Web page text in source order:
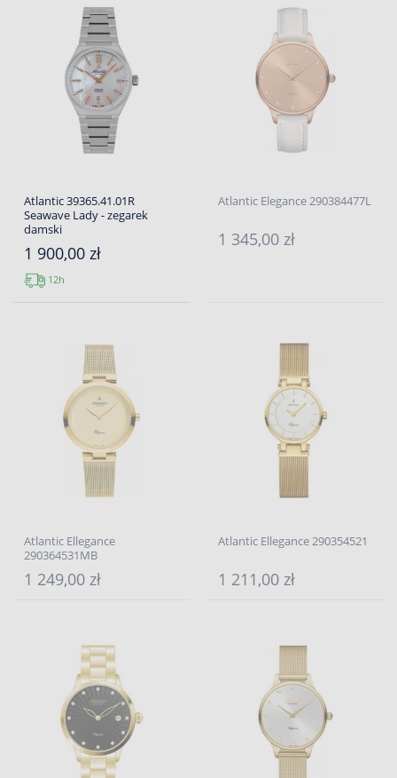
Atlantic 39365.41.01R
Seawave Lady - zegarek
damski
1 900,00 zł
12h
Atlantic Elegance 290384477L
1 345,00 zł
Atlantic Ellegance
290364531MB
1 249,00 zł
Atlantic Ellegance 290354521
1 211,00 zł